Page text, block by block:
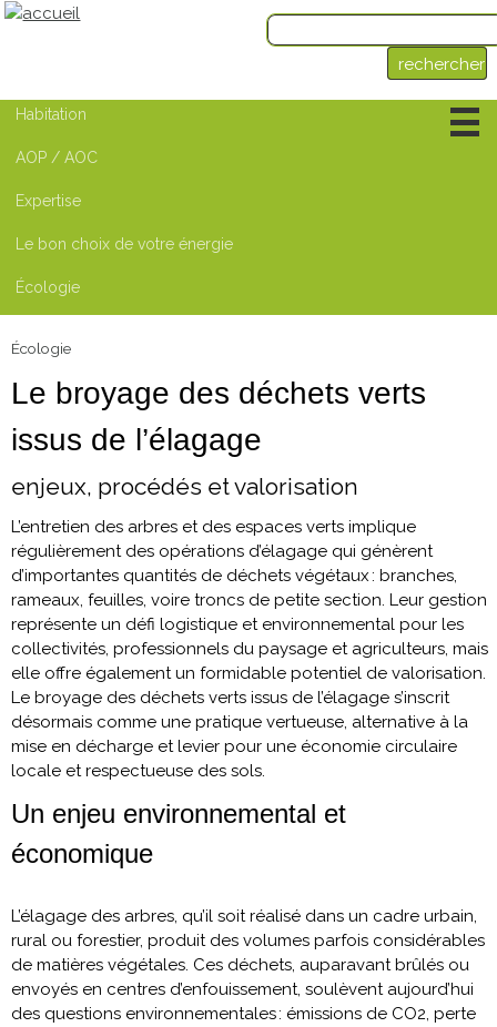
Habitation
Ouvrant-1 page
Isolation-
AOP / AOC
Expertise
Sport et plein-air-2 sections
Le bon choix de votre énergie
Aérothermie
Écologie
Écologie
Le broyage des déchets verts
issus de l’élagage
enjeux, procédés et valorisation
L’entretien des arbres et des espaces verts implique
régulièrement des opérations d’élagage qui génèrent
d’importantes quantités de déchets végétaux : branches,
rameaux, feuilles, voire troncs de petite section. Leur gestion
représente un défi logistique et environnemental pour les
collectivités, professionnels du paysage et agriculteurs, mais
elle offre également un formidable potentiel de valorisation.
Le broyage des déchets verts issus de l’élagage s’inscrit
désormais comme une pratique vertueuse, alternative à la
mise en décharge et levier pour une économie circulaire
locale et respectueuse des sols.
Un enjeu environnemental et
économique
L’élagage des arbres, qu’il soit réalisé dans un cadre urbain,
rural ou forestier, produit des volumes parfois considérables
de matières végétales. Ces déchets, auparavant brûlés ou
envoyés en centres d’enfouissement, soulèvent aujourd’hui
des questions environnementales : émissions de CO2, perte